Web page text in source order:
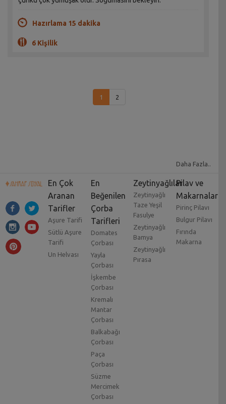
Hazırlama 15 dakika
6 Kişilik
1 2
Daha Fazla..
En Çok
Aranan
Tarifler
Aşure Tarifi
Sütlü Aşure
Tarifi
Un Helvası
En
Beğenilen
Çorba
Tarifleri
Domates
Çorbası
Yayla
Çorbası
İşkembe
Çorbası
Kremalı
Mantar
Çorbası
Balkabağı
Çorbası
Paça
Çorbası
Süzme
Mercimek
Çorbası
Zeytinyağlılar
Zeytinyağlı
Taze Yeşil
Fasulye
Zeytinyağlı
Bamya
Zeytinyağlı
Pırasa
Pilav ve
Makarnalar
Pirinç Pilavı
Bulgur Pilavı
Fırında
Makarna